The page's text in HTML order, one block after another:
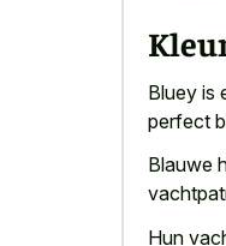
Bluey is
perfect
Blauwe
Hun